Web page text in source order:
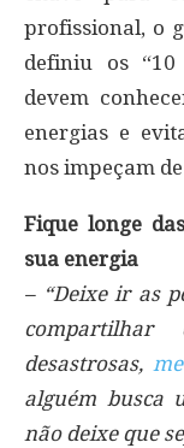
profissional, o
definiu os
devem
energias e
nos impeçam
Fique longe
sua energia
– “Deixe ir as
compartilhar
desastrosas,
alguém busca
não deixe que